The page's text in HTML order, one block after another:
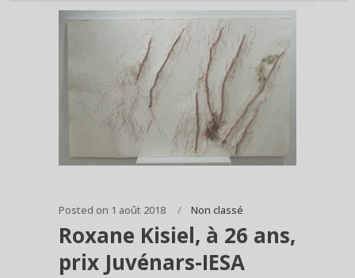
Posted on 1 août 2018 Non classé
Roxane Kisiel, à 26 ans,
prix Juvénars-IESA